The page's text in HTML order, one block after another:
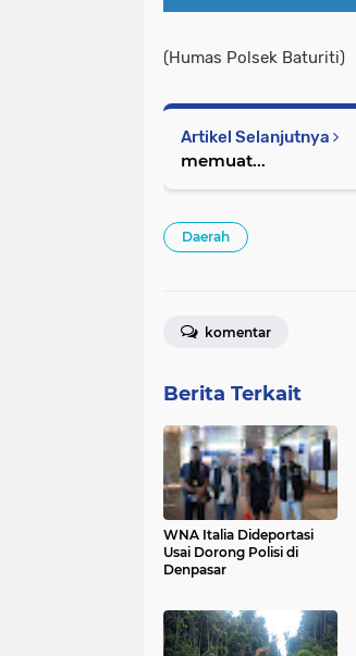
(Humas Polsek Baturiti)
Artikel Selanjutnya
memuat...
Daerah
komentar
Berita Terkait
WNA Italia Dideportasi
Usai Dorong Polisi di
Denpasar